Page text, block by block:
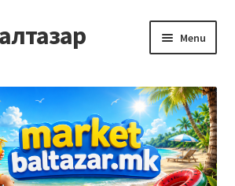
Menu